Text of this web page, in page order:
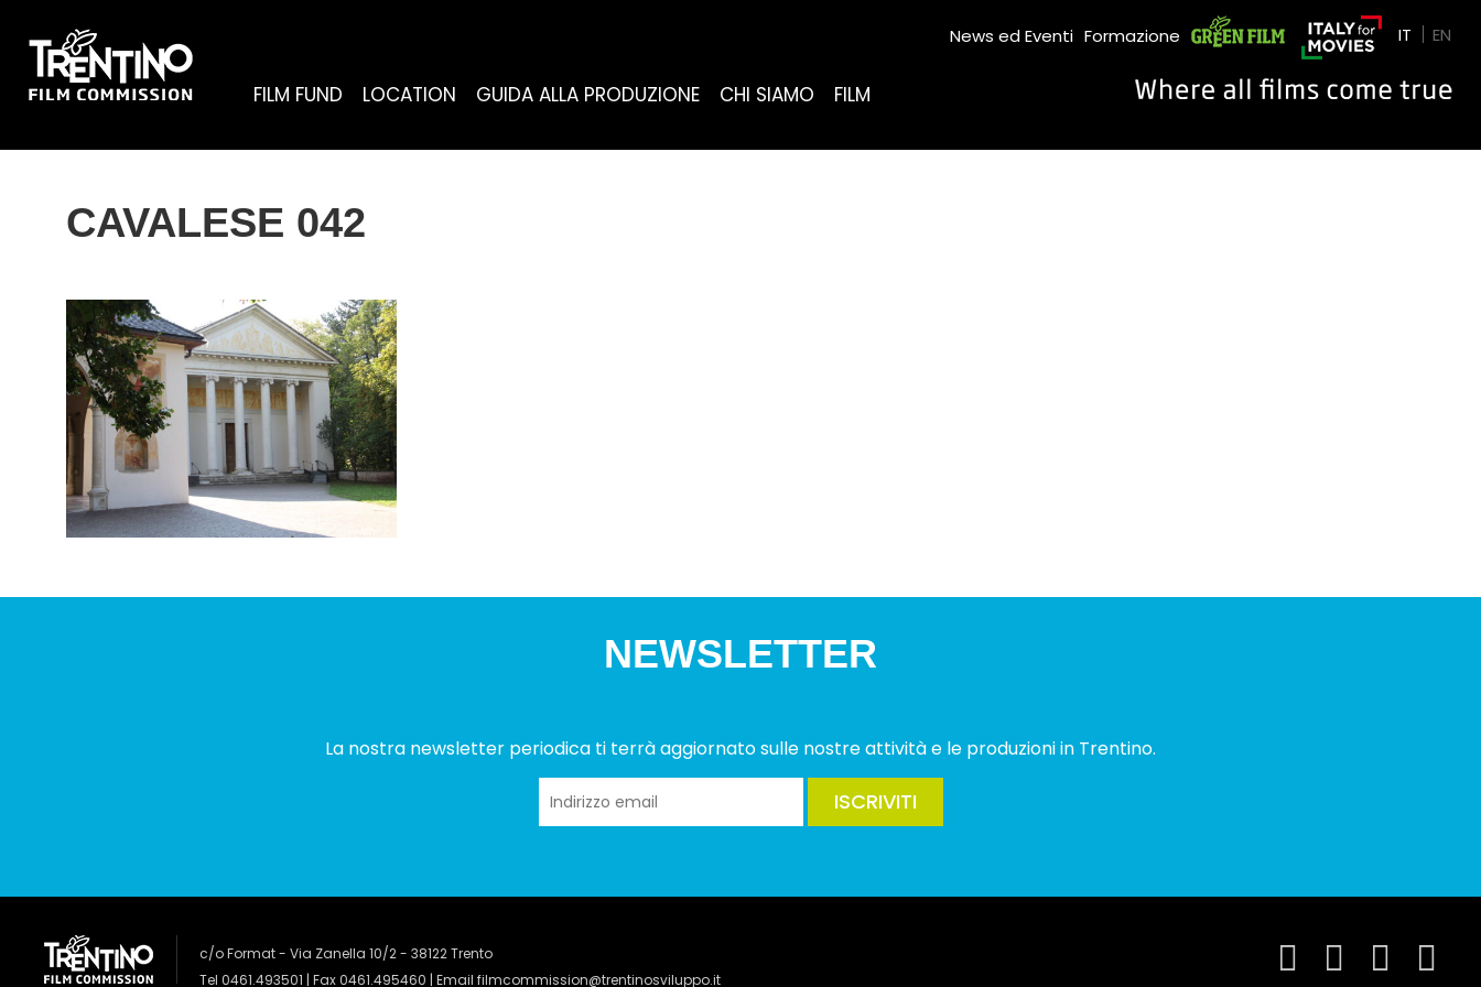
FILM FUND LOCATION GUIDA ALLA PRODUZIONE CHI SIAMO FILM
News ed Eventi Formazione Green Film IT EN
CAVALESE 042
NEWSLETTER
La nostra newsletter periodica ti terrà aggiornato sulle nostre attività e le produzioni in Trentino.
ISCRIVITI
c/o Format - Via Zanella 10/2 - 38122 Trento
Tel 0461.493501 | Fax 0461.495460 | Email filmcommission@trentinosviluppo.it